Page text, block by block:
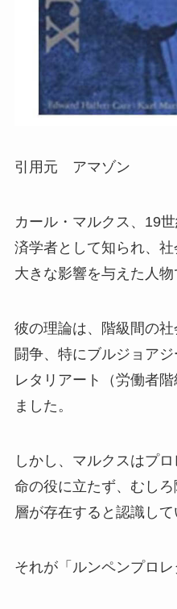
引用元 アマゾン
カール・マルクス、19
済学者として知られ、
大きな影響を与えた人物
彼の理論は、階級間の
闘争、特にブルジョア
レタリアート（労働者
ました。
しかし、マルクスはプ
命の役に立たず、むし
層が存在すると認識して
それが「ルンペンプロレ